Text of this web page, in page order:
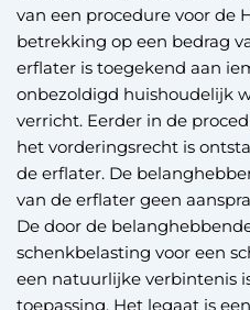
van een procedure voor de
betrekking op een bedrag
erflater is toegekend aan
onbezoldigd huishoudelijk
verricht. Eerder in de
het vorderingsrecht is
de erflater. De
van de erflater geen
De door de
schenkbelasting voor een
een natuurlijke verbintenis
toepassing. Het legaat is